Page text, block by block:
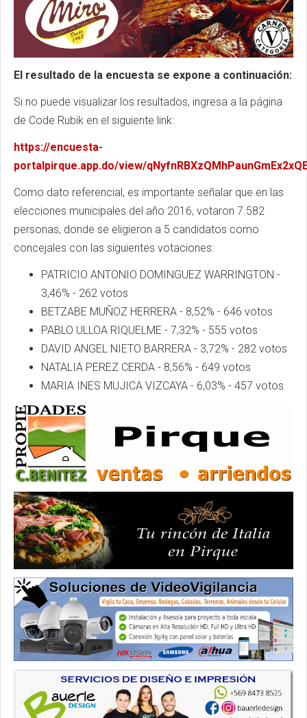
El resultado de la encuesta se expone a continuación:
Si no puede visualizar los resultados, ingresa a la página
de Code Rubik en el siguiente link:
https://encuesta-
portalpirque.app.do/view/
Como dato referencial, es importante señalar que en las
elecciones municipales del año 2016, votaron 7.582
personas, donde se eligieron a 5 candidatos como
concejales con las siguientes votaciones:
PATRICIO ANTONIO DOMINGUEZ WARRINGTON -
3,46% - 262 votos
BETZABE MUÑOZ HERRERA - 8,52% - 646 votos
PABLO ULLOA RIQUELME - 7,32% - 555 votos
DAVID ANGEL NIETO BARRERA - 3,72% - 282 votos
NATALIA PEREZ CERDA - 8,56% - 649 votos
MARIA INES MUJICA VIZCAYA - 6,03% - 457 votos